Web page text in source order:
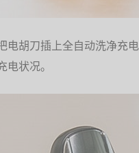
电胡刀插上全自动洗净充
状况。